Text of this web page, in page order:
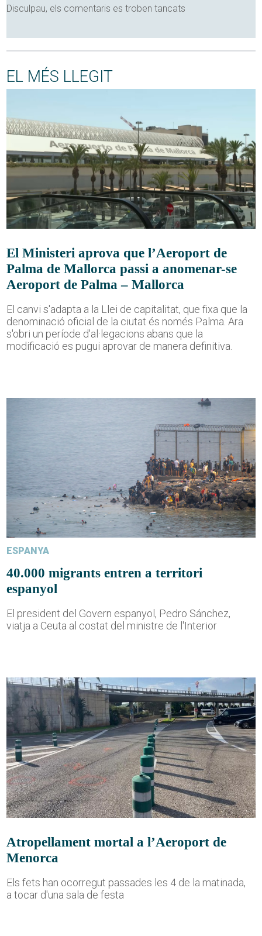
Disculpau, els comentaris es troben tancats
EL MÉS LLEGIT
El Ministeri aprova que l’Aeroport de
Palma de Mallorca passi a anomenar-se
Aeroport de Palma – Mallorca
El canvi s'adapta a la Llei de capitalitat, que fixa que la
denominació oficial de la ciutat és només Palma. Ara
s'obri un període d'al·legacions abans que la
modificació es pugui aprovar de manera definitiva.
ESPANYA
40.000 migrants entren a territori
espanyol
El president del Govern espanyol, Pedro Sánchez,
viatja a Ceuta al costat del ministre de l'Interior
Atropellament mortal a l’Aeroport de
Menorca
Els fets han ocorregut passades les 4 de la matinada,
a tocar d'una sala de festa